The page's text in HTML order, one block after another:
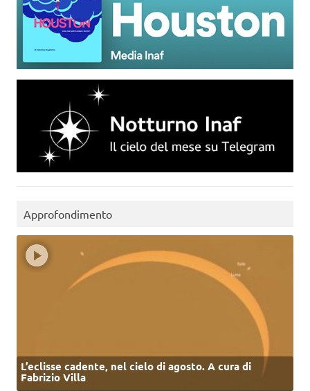
Approfondimento
L’eclisse cadente, nel cielo di agosto. A cura di
Fabrizio Villa